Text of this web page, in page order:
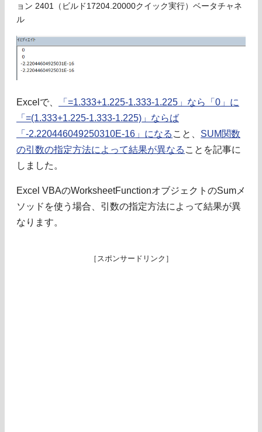
ョン 2401（ビルド17204.20000クイック実行）ベータチャネ
ル
Excelで、
「=1.333+1.225-1.333-1.225」なら「0」に
「=(1.333+1.225-1.333-1.225)」ならば
「-2.220446049250310E-16」になる こと、 SUM関数
の引数の指定方法によって結果が異なる ことを記事に
しました。
Excel VBAのWorksheetFunctionオブジェクトのSumメ
ソッドを使う場合、引数の指定方法によって結果が異
なります。
［スポンサードリンク］